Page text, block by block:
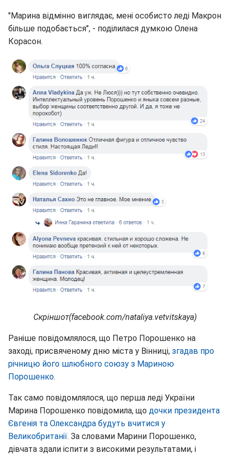
"Марина відмінно виглядає, мені особисто леді Макрон
більше подобається", - поділилася думкою Олена
Корасон.
Скріншот(facebook.com/nataliya.vetvitskaya)
Раніше повідомлялося, що Петро Порошенко на
заході, присвяченому дню міста у Вінниці, згадав про
річницю його шлюбного союзу з Мариною
Порошенко.
Так само повідомлялося, що перша леді України
Марина Порошенко повідомила, що дочки президента
Євгенія та Олександра будуть вчитися у
Великобританії. За словами Марини Порошенко,
дівчата здали іспити з високими результатами, і